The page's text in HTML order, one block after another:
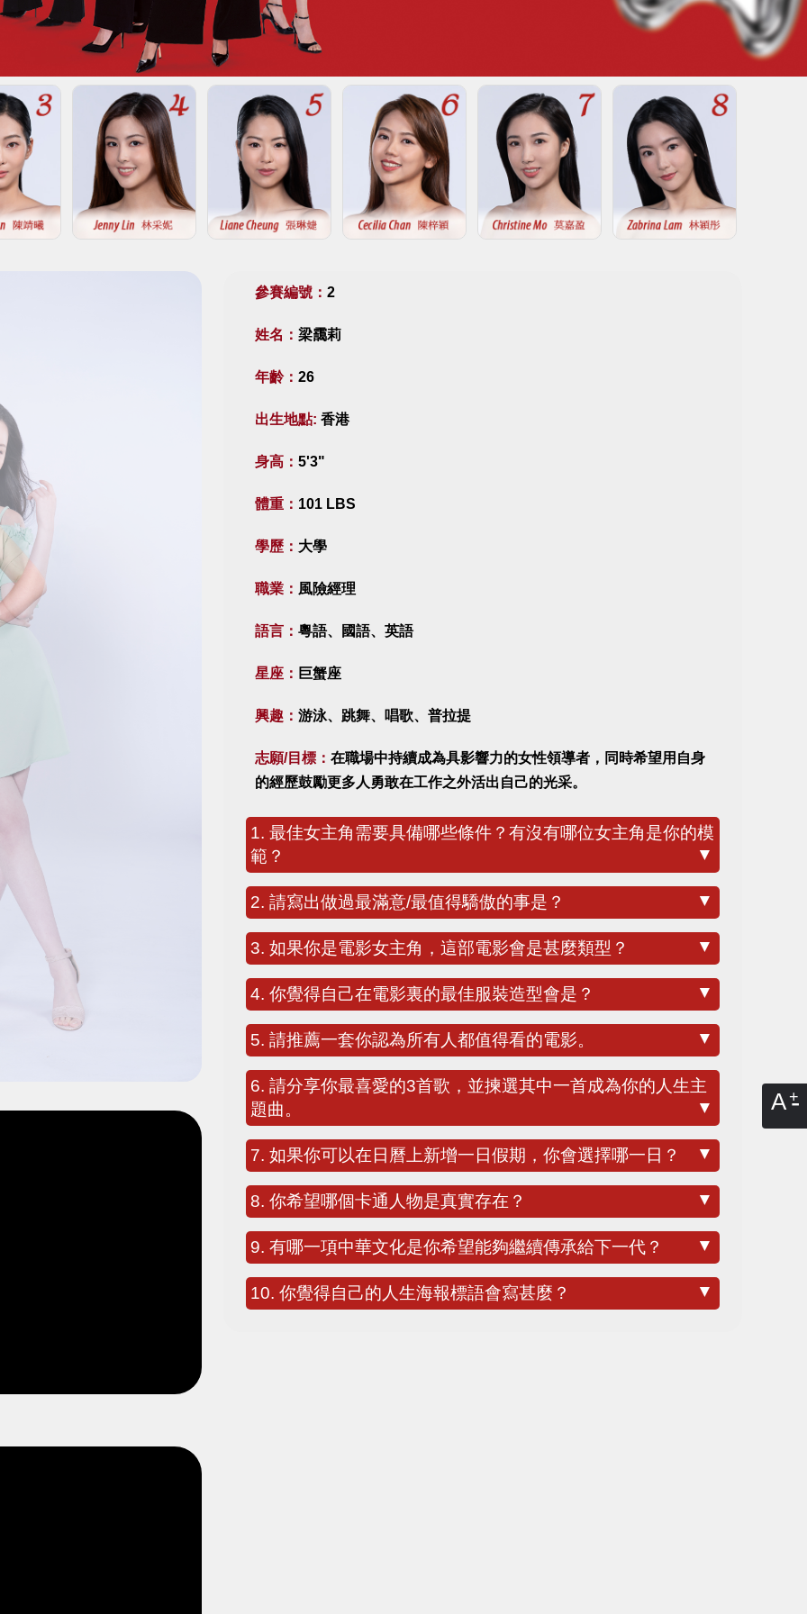
A
參賽編號： 2
姓名： 梁靄莉
年齡： 26
出生地點: 香港
身高： 5'3"
體重： 101 LBS
學歷： 大學
職業： 風險經理
語言： 粵語、國語、英語
星座： 巨蟹座
興趣： 游泳、跳舞、唱歌、普拉提
志願/目標： 在職場中持續成為具影響力的女性領導者，同時希望用自身
的經歷鼓勵更多人勇敢在工作之外活出自己的光采。
1. 最佳女主角需要具備哪些條件？有沒有哪位女主角是你的模
範？
▼
2. 請寫出做過最滿意/最值得驕傲的事是？ ▼
3. 如果你是電影女主角，這部電影會是甚麼類型？ ▼
4. 你覺得自己在電影裏的最佳服裝造型會是？ ▼
5. 請推薦一套你認為所有人都值得看的電影。 ▼
6. 請分享你最喜愛的3首歌，並揀選其中一首成為你的人生主
題曲。
▼
7. 如果你可以在日曆上新增一日假期，你會選擇哪一日？ ▼
8. 你希望哪個卡通人物是真實存在？ ▼
9. 有哪一項中華文化是你希望能夠繼續傳承給下一代？ ▼
10. 你覺得自己的人生海報標語會寫甚麼？ ▼